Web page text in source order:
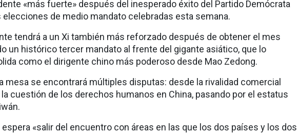
«más fuerte» después del inesperado éxito del Partido Demócrata
elecciones de medio mandato celebradas esta semana.
tendrá a un Xi también más reforzado después de obtener el mes
un histórico tercer mandato al frente del gigante asiático, que lo
como el dirigente chino más poderoso desde Mao Zedong.
mesa se encontrará múltiples disputas: desde la rivalidad comercial
la cuestión de los derechos humanos en China, pasando por el estatus
espera «salir del encuentro con áreas en las que los dos países y los dos